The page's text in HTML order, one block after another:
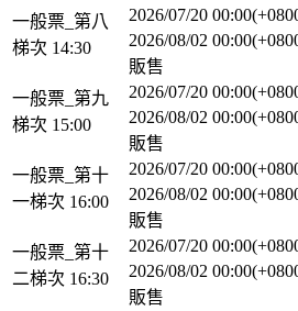
一般票_第八
梯次 14:30
2026/07/20
2026/08/02
販售
一般票_第九
梯次 15:00
2026/07/20
2026/08/02
販售
一般票_第十
一梯次 16:00
2026/07/20
2026/08/02
販售
一般票_第十
二梯次 16:30
2026/07/20
2026/08/02
販售